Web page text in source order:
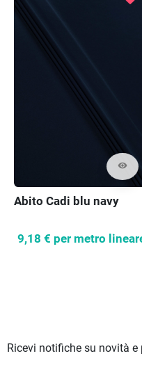
visibility
Abito Cadi blu navy
9,18 € per metro
Ricevi notifiche su novità e